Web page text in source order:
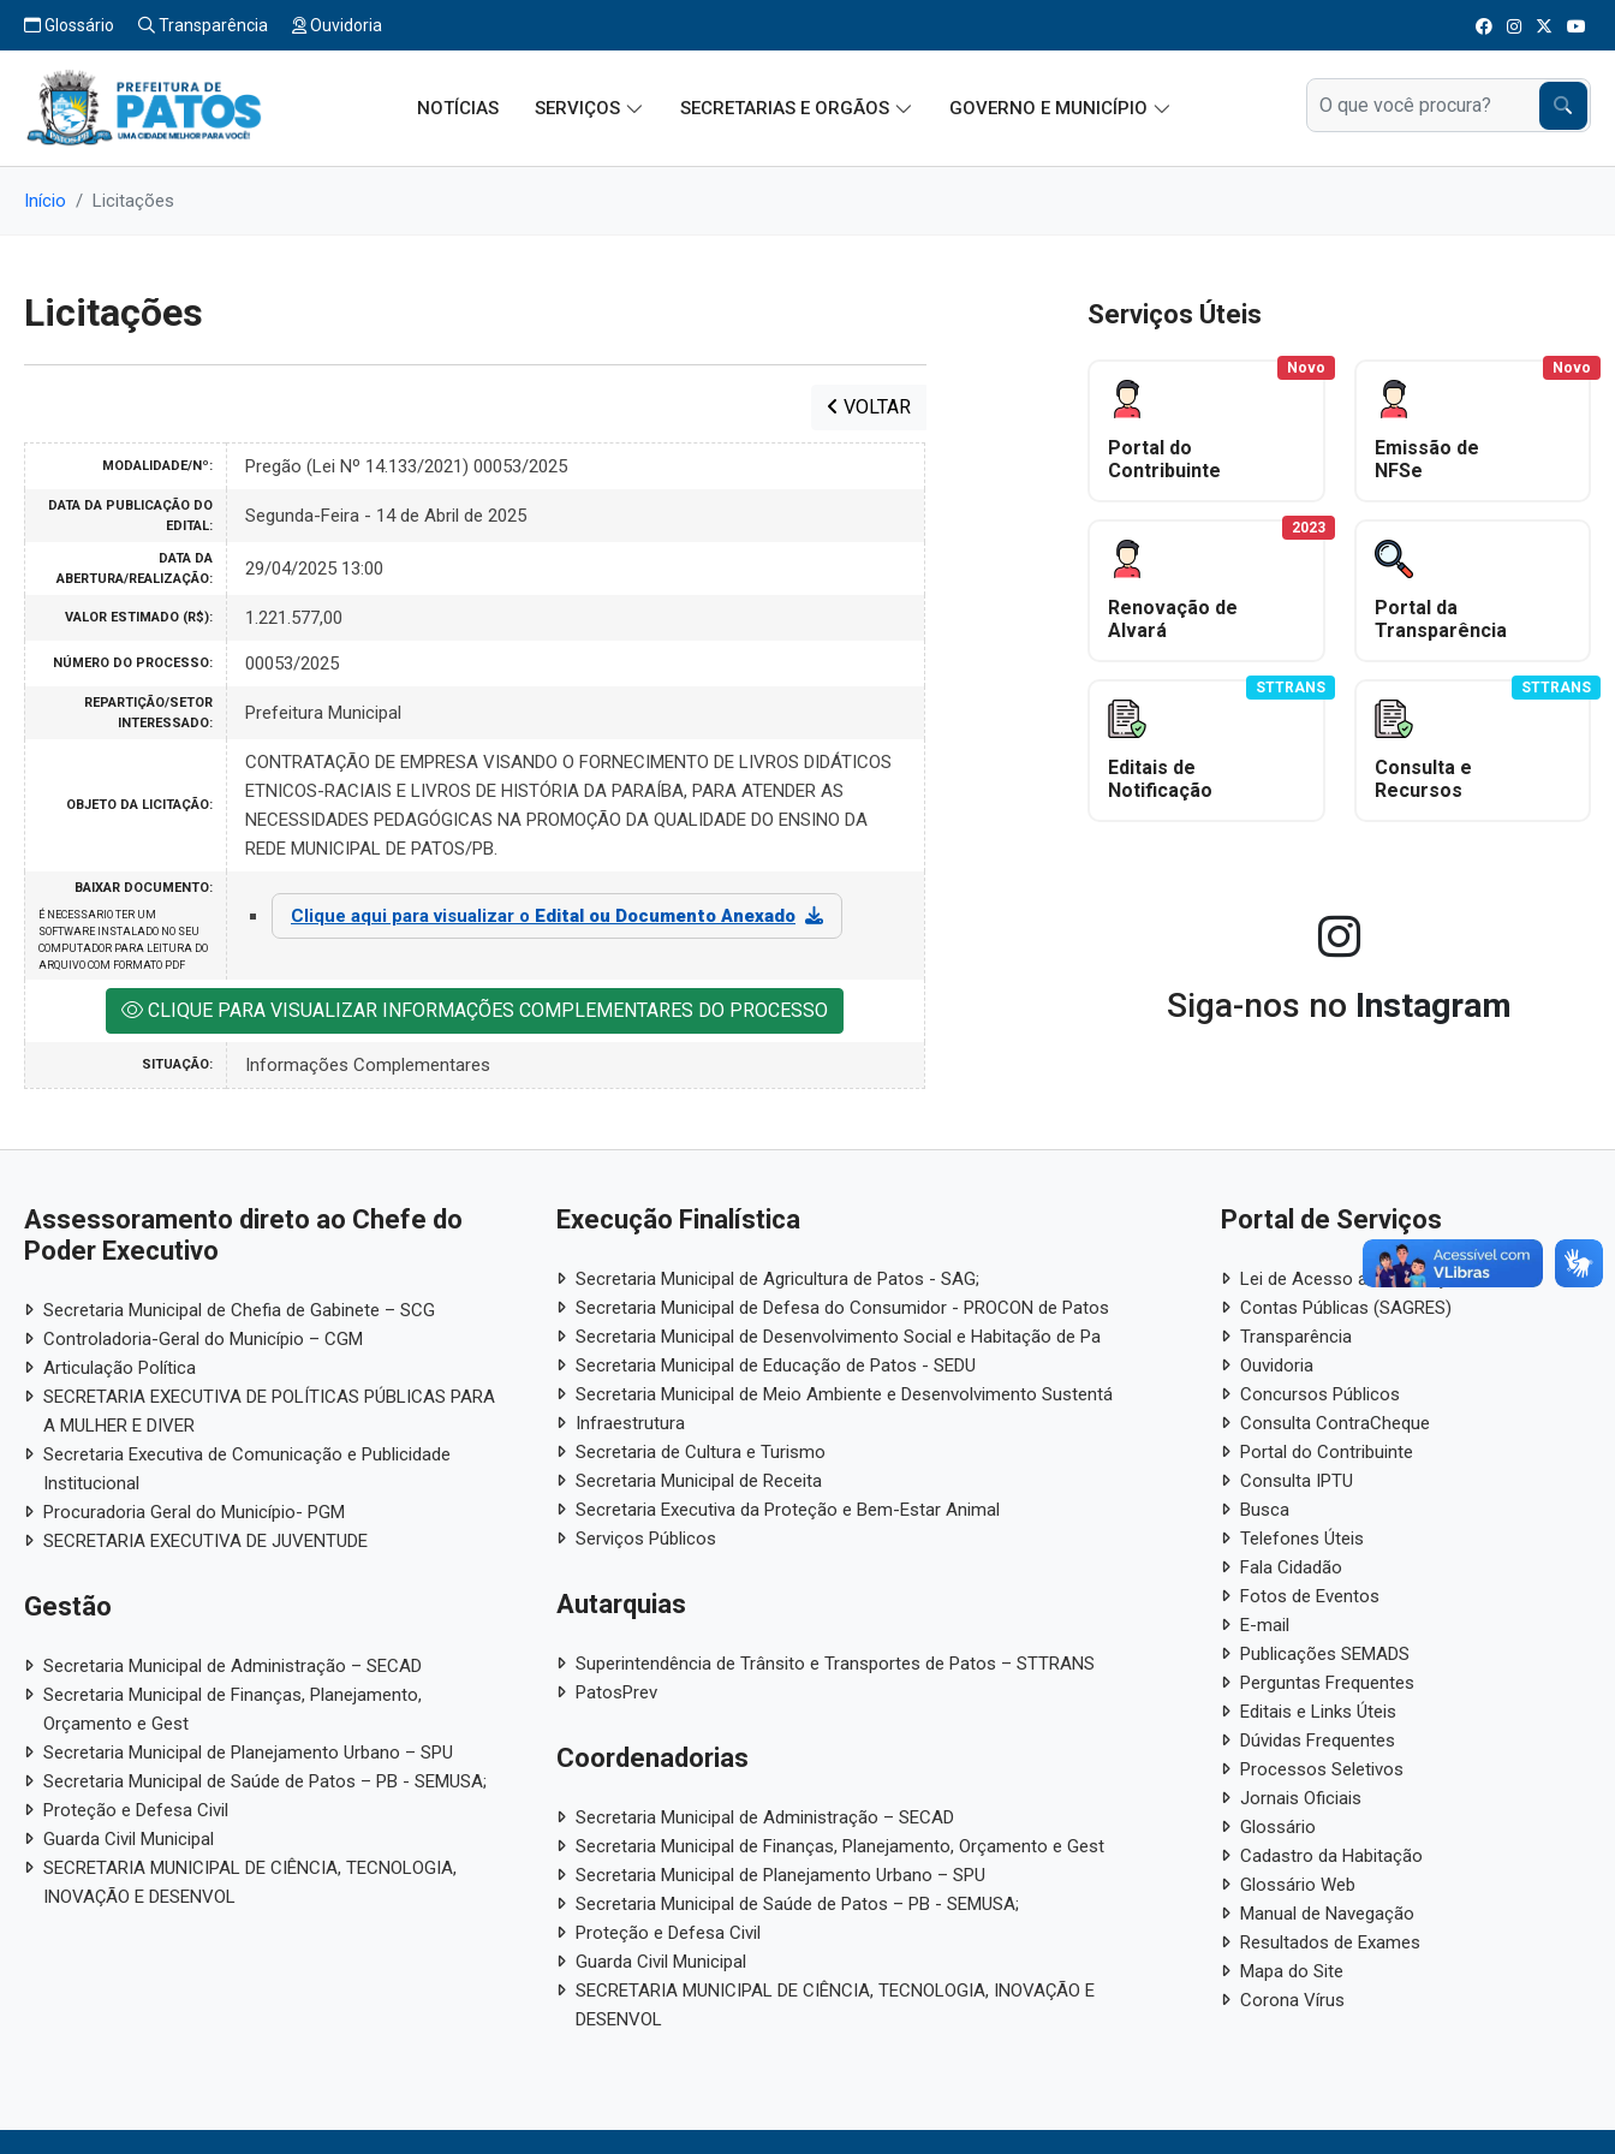
Glossário Transparência Ouvidoria
NOTÍCIAS SERVIÇOS SECRETARIAS E ORGÃOS GOVERNO E MUNICÍPIO
Início Licitações
Licitações
VOLTAR
MODALIDADE/Nº: Pregão (Lei Nº 14.133/2021) 00053/2025
DATA DA PUBLICAÇÃO DO
EDITAL:
Segunda-Feira - 14 de Abril de 2025
DATA DA
ABERTURA/REALIZAÇÃO:
29/04/2025 13:00
VALOR ESTIMADO (R$): 1.221.577,00
NÚMERO DO PROCESSO: 00053/2025
REPARTIÇÃO/SETOR
INTERESSADO:
Prefeitura Municipal
OBJETO DA LICITAÇÃO:
CONTRATAÇÃO DE EMPRESA VISANDO O FORNECIMENTO DE LIVROS DIDÁTICOS
ETNICOS-RACIAIS E LIVROS DE HISTÓRIA DA PARAÍBA, PARA ATENDER AS
NECESSIDADES PEDAGÓGICAS NA PROMOÇÃO DA QUALIDADE DO ENSINO DA
REDE MUNICIPAL DE PATOS/PB.
BAIXAR DOCUMENTO:
É NECESSARIO TER UM
SOFTWARE INSTALADO NO SEU
COMPUTADOR PARA LEITURA DO
ARQUIVO COM FORMATO PDF
Clique aqui para visualizar o Edital ou Documento Anexado
CLIQUE PARA VISUALIZAR INFORMAÇÕES COMPLEMENTARES DO PROCESSO
SITUAÇÃO: Informações Complementares
Serviços Úteis
Portal do
Contribuinte
Novo
Emissão de
NFSe
Novo
Renovação de
Alvará
2023
Portal da
Transparência
Editais de
Notificação
STTRANS
Consulta e
Recursos
STTRANS
Siga-nos no Instagram
Assessoramento direto ao Chefe do
Poder Executivo
Secretaria Municipal de Chefia de Gabinete – SCG
Controladoria-Geral do Município – CGM
Articulação Política
SECRETARIA EXECUTIVA DE POLÍTICAS PÚBLICAS PARA
A MULHER E DIVER
Secretaria Executiva de Comunicação e Publicidade
Institucional
Procuradoria Geral do Município- PGM
SECRETARIA EXECUTIVA DE JUVENTUDE
Gestão
Secretaria Municipal de Administração – SECAD
Secretaria Municipal de Finanças, Planejamento,
Orçamento e Gest
Secretaria Municipal de Planejamento Urbano – SPU
Secretaria Municipal de Saúde de Patos – PB - SEMUSA;
Proteção e Defesa Civil
Guarda Civil Municipal
SECRETARIA MUNICIPAL DE CIÊNCIA, TECNOLOGIA,
INOVAÇÃO E DESENVOL
Execução Finalística
Secretaria Municipal de Agricultura de Patos - SAG;
Secretaria Municipal de Defesa do Consumidor - PROCON de Patos
Secretaria Municipal de Desenvolvimento Social e Habitação de Pa
Secretaria Municipal de Educação de Patos - SEDU
Secretaria Municipal de Meio Ambiente e Desenvolvimento Sustentá
Infraestrutura
Secretaria de Cultura e Turismo
Secretaria Municipal de Receita
Secretaria Executiva da Proteção e Bem-Estar Animal
Serviços Públicos
Autarquias
Superintendência de Trânsito e Transportes de Patos – STTRANS
PatosPrev
Coordenadorias
Secretaria Municipal de Administração – SECAD
Secretaria Municipal de Finanças, Planejamento, Orçamento e Gest
Secretaria Municipal de Planejamento Urbano – SPU
Secretaria Municipal de Saúde de Patos – PB - SEMUSA;
Proteção e Defesa Civil
Guarda Civil Municipal
SECRETARIA MUNICIPAL DE CIÊNCIA, TECNOLOGIA, INOVAÇÃO E
DESENVOL
Portal de Serviços
Lei de Acesso a Informação
Contas Públicas (SAGRES)
Transparência
Ouvidoria
Concursos Públicos
Consulta ContraCheque
Portal do Contribuinte
Consulta IPTU
Busca
Telefones Úteis
Fala Cidadão
Fotos de Eventos
E-mail
Publicações SEMADS
Perguntas Frequentes
Editais e Links Úteis
Dúvidas Frequentes
Processos Seletivos
Jornais Oficiais
Glossário
Cadastro da Habitação
Glossário Web
Manual de Navegação
Resultados de Exames
Mapa do Site
Corona Vírus